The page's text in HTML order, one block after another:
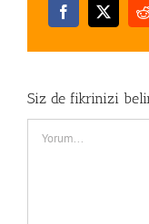
Facebook
X
Siz de fikrinizi